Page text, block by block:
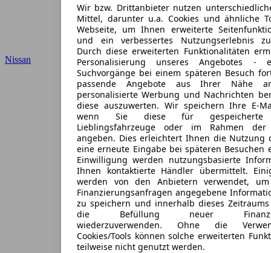
Wir bzw. Drittanbieter nutzen
Mittel, darunter u.a. Cookies und ähnliche
Webseite, um Ihnen erweiterte
und ein verbessertes Nutzungserlebnis
Durch diese erweiterten Funktionalitäten
Personalisierung unseres Angebotes
Suchvorgänge bei einem späteren Besuch
passende Angebote aus Ihrer Nähe
personalisierte Werbung und Nachrichten
diese auszuwerten. Wir speichern Ihre E-
wenn Sie diese für gespeicherte
Lieblingsfahrzeuge oder im Rahmen der
angeben. Dies erleichtert Ihnen die Nutzung
eine erneute Eingabe bei späteren
Einwilligung werden nutzungsbasierte
Ihnen kontaktierte Händler übermittelt.
werden von den Anbietern verwendet,
Finanzierungsanfragen angegebene
zu speichern und innerhalb dieses
die Befüllung neuer
wiederzuverwenden. Ohne die
Cookies/Tools können solche erweiterten
teilweise nicht genutzt werden.
Nissan